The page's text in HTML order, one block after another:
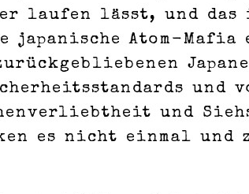
laufen lässt, und das
japanische Atom-
und
und
es nicht einmal und